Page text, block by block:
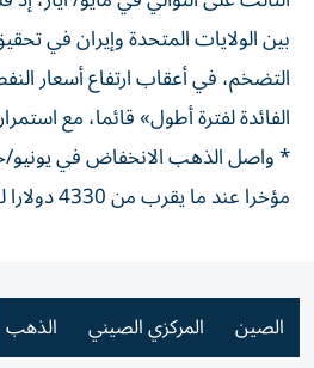
بين الولايات المتحدة ‌وإيران في
التضخم، في أعقاب ارتفاع أسعار
الفائدة لفترة ⁠أطول» قائما، مع
* واصل الذهب الانخفاض في يونيو/
مؤخرا عند ما ​يقرب من 4330 دولارا للأوقية.
الصين المركزي الصيني الذهب